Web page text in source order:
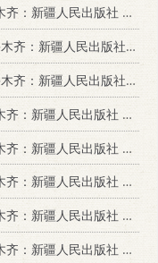
新疆人民出版社 11098·9
：新疆人民出版社 11098·83
：新疆人民出版社 11098·82
新疆人民出版社 11098·17
新疆人民出版社 11098·22
新疆人民出版社 11098·19
新疆人民出版社 11098·6
新疆人民出版社 11098·6